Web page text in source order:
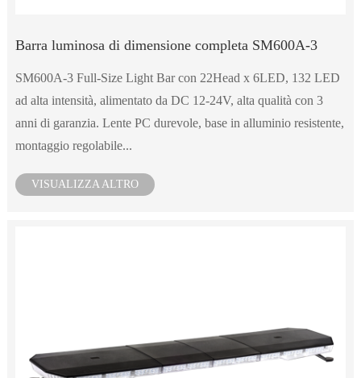
Barra luminosa di dimensione completa SM600A-3
SM600A-3 Full-Size Light Bar con 22Head x 6LED, 132 LED
ad alta intensità, alimentato da DC 12-24V, alta qualità con 3
anni di garanzia. Lente PC durevole, base in alluminio resistente,
montaggio regolabile...
VISUALIZZA ALTRO